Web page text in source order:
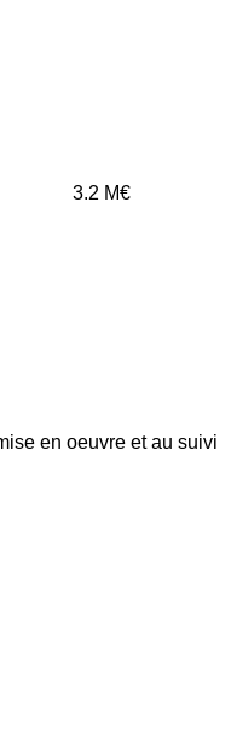
3.2 M€
en oeuvre et au suivi